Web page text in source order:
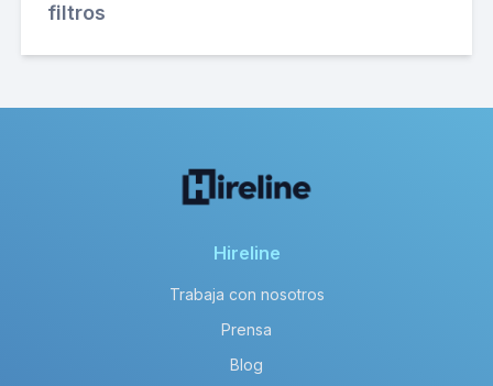
filtros
Hireline
Trabaja con nosotros
Prensa
Blog